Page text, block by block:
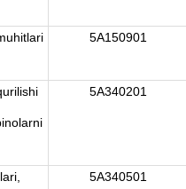
5A150901
5A340201
5A340501